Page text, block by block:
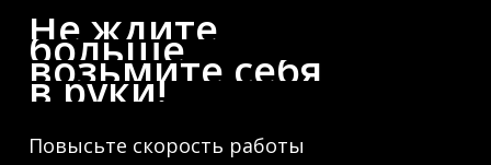
Не ждите
больше,
возьмите себя
в руки!
Повысьте скорость работы